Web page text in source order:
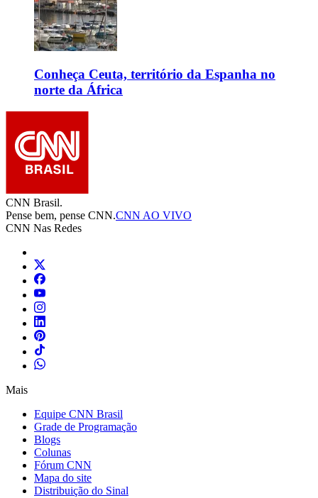
Conheça Ceuta, território da Espanha no
norte da África
CNN Brasil.
Pense bem, pense CNN.CNN AO VIVO
CNN Nas Redes
Mais
Equipe CNN Brasil
Grade de Programação
Blogs
Colunas
Fórum CNN
Mapa do site
Distribuição do Sinal